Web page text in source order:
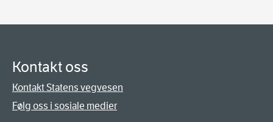
Kontakt oss
Kontakt Statens vegvesen
Følg oss i sosiale medier